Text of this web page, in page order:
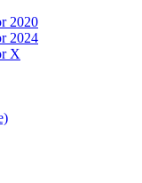
2020
2024
X